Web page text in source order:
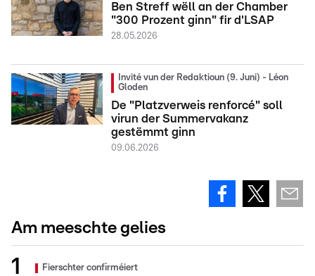
Ben Streff wëll an der Chamber
"300 Prozent ginn" fir d'LSAP
28.05.2026
Invité vun der Redaktioun (9. Juni) - Léon
Gloden
De "Platzverweis renforcé" soll
virun der Summervakanz
gestëmmt ginn
09.06.2026
Am meeschte gelies
Fierschter confirméiert